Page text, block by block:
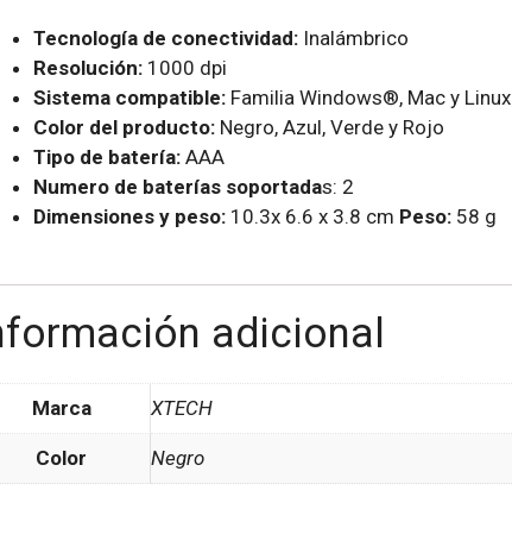
Tecnología de conectividad: Inalámbrico
Resolución: 1000 dpi
Sistema compatible: Familia Windows®, Mac y Linux
Color del producto: Negro, Azul, Verde y Rojo
Tipo de batería: AAA
Numero de baterías soportadas: 2
Dimensiones y peso: 10.3x 6.6 x 3.8 cm Peso: 58 g
adicional
Marca XTECH
Color Negro